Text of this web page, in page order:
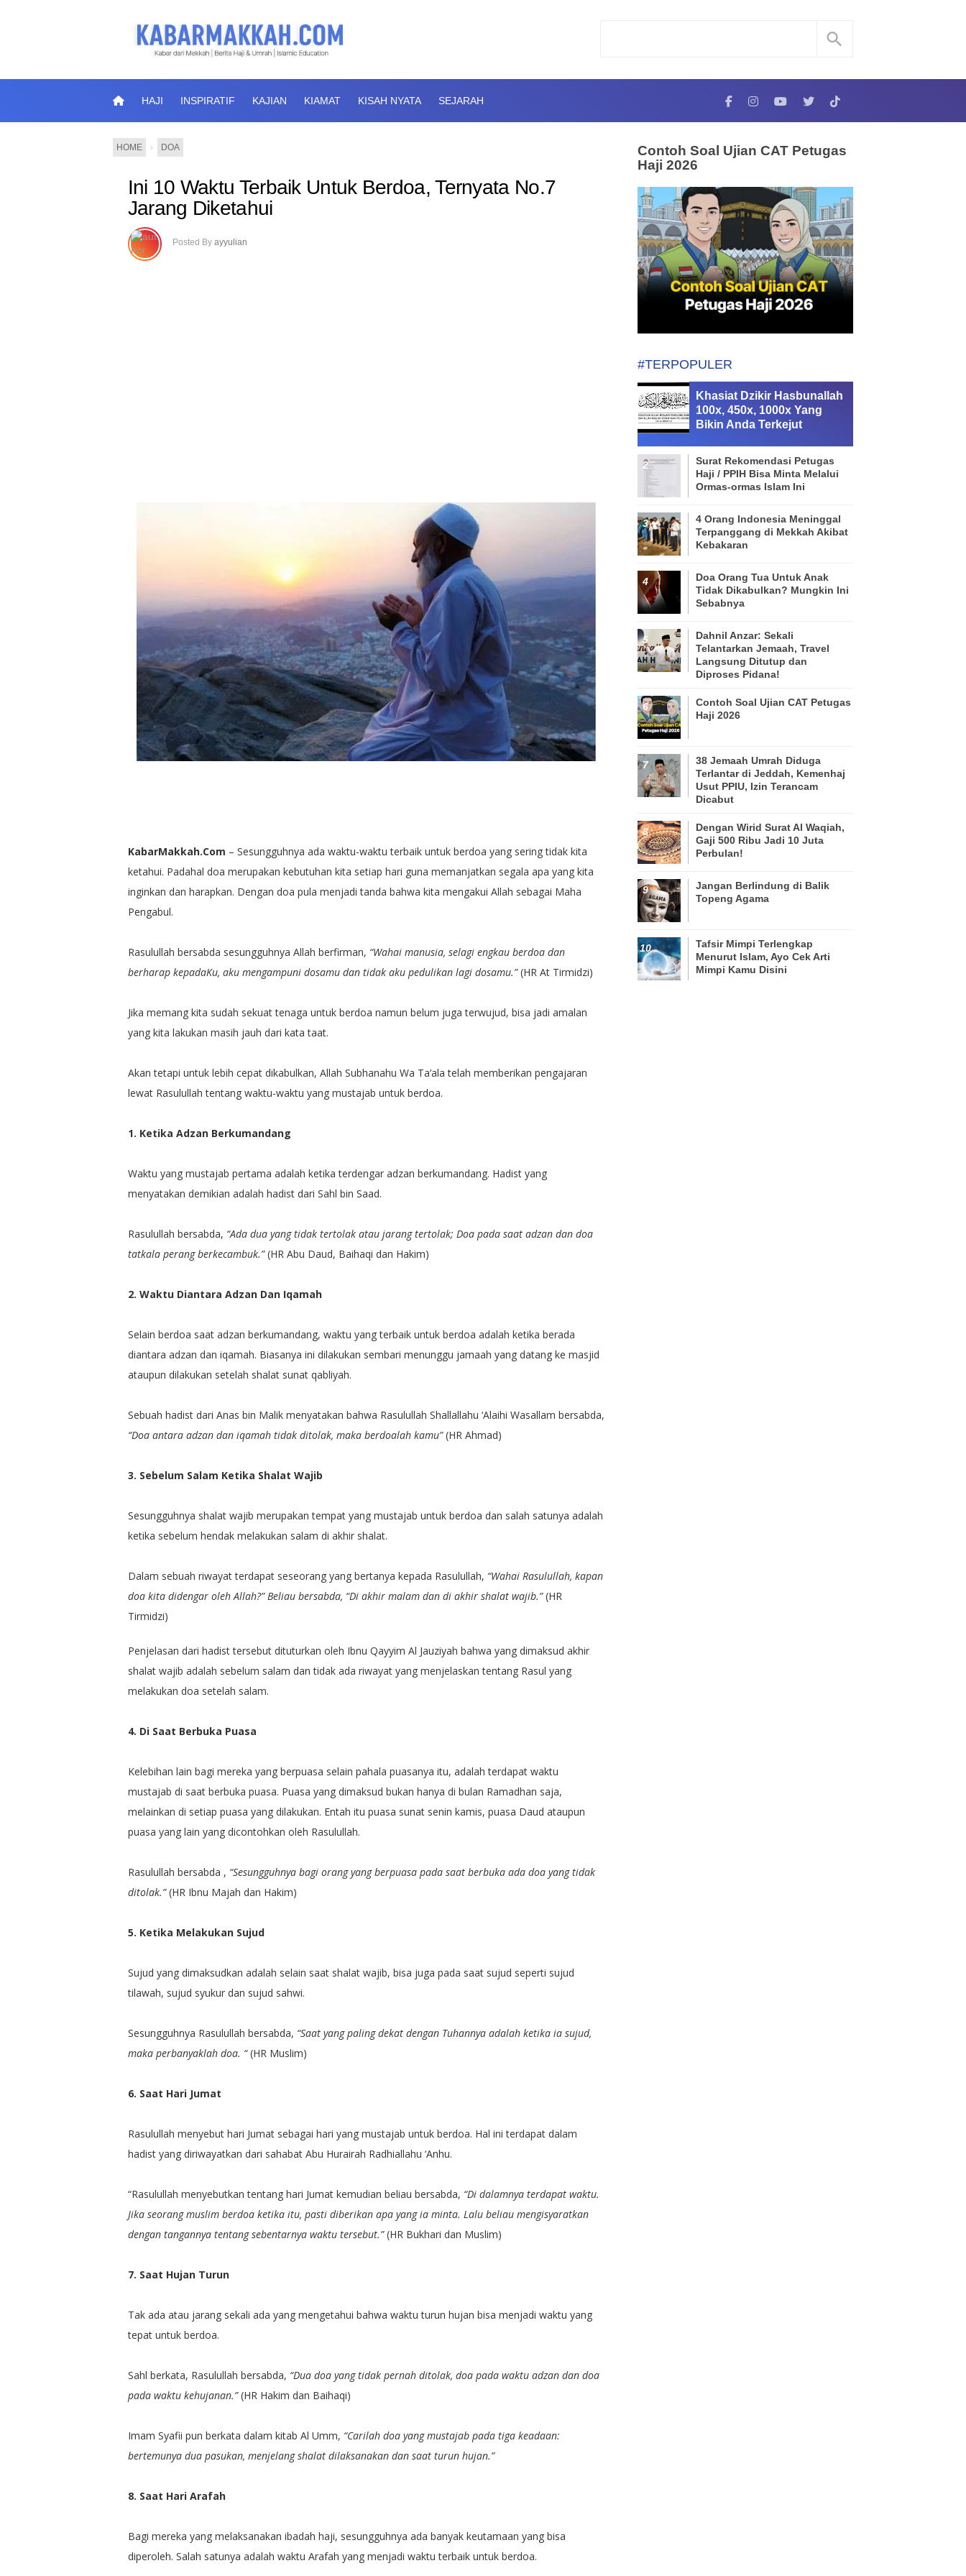
HAJI INSPIRATIF KAJIAN KIAMAT KISAH NYATA SEJARAH
HOME › DOA
Ini 10 Waktu Terbaik Untuk Berdoa, Ternyata No.7
Jarang Diketahui
Posted By ayyulian
KabarMakkah.Com – Sesungguhnya ada waktu-waktu terbaik untuk berdoa yang sering tidak kita
ketahui. Padahal doa merupakan kebutuhan kita setiap hari guna memanjatkan segala apa yang kita
inginkan dan harapkan. Dengan doa pula menjadi tanda bahwa kita mengakui Allah sebagai Maha
Pengabul.
Rasulullah bersabda sesungguhnya Allah berfirman, “Wahai manusia, selagi engkau berdoa dan
berharap kepadaKu, aku mengampuni dosamu dan tidak aku pedulikan lagi dosamu.”(HR At Tirmidzi)
Jika memang kita sudah sekuat tenaga untuk berdoa namun belum juga terwujud, bisa jadi amalan
yang kita lakukan masih jauh dari kata taat.
Akan tetapi untuk lebih cepat dikabulkan, Allah Subhanahu Wa Ta’ala telah memberikan pengajaran
lewat Rasulullah tentang waktu-waktu yang mustajab untuk berdoa.
1. Ketika Adzan Berkumandang
Waktu yang mustajab pertama adalah ketika terdengar adzan berkumandang. Hadist yang
menyatakan demikian adalah hadist dari Sahl bin Saad.
Rasulullah bersabda, “Ada dua yang tidak tertolak atau jarang tertolak; Doa pada saat adzan dan doa
tatkala perang berkecambuk.”(HR Abu Daud, Baihaqi dan Hakim)
2. Waktu Diantara Adzan Dan Iqamah
Selain berdoa saat adzan berkumandang, waktu yang terbaik untuk berdoa adalah ketika berada
diantara adzan dan iqamah. Biasanya ini dilakukan sembari menunggu jamaah yang datang ke masjid
ataupun dilakukan setelah shalat sunat qabliyah.
Sebuah hadist dari Anas bin Malik menyatakan bahwa Rasulullah Shallallahu ‘Alaihi Wasallam bersabda,
“Doa antara adzan dan iqamah tidak ditolak, maka berdoalah kamu”(HR Ahmad)
3. Sebelum Salam Ketika Shalat Wajib
Sesungguhnya shalat wajib merupakan tempat yang mustajab untuk berdoa dan salah satunya adalah
ketika sebelum hendak melakukan salam di akhir shalat.
Dalam sebuah riwayat terdapat seseorang yang bertanya kepada Rasulullah, “Wahai Rasulullah, kapan
doa kita didengar oleh Allah?” Beliau bersabda, “Di akhir malam dan di akhir shalat wajib.”(HR
Tirmidzi)
Penjelasan dari hadist tersebut dituturkan oleh Ibnu Qayyim Al Jauziyah bahwa yang dimaksud akhir
shalat wajib adalah sebelum salam dan tidak ada riwayat yang menjelaskan tentang Rasul yang
melakukan doa setelah salam.
4. Di Saat Berbuka Puasa
Kelebihan lain bagi mereka yang berpuasa selain pahala puasanya itu, adalah terdapat waktu
mustajab di saat berbuka puasa. Puasa yang dimaksud bukan hanya di bulan Ramadhan saja,
melainkan di setiap puasa yang dilakukan. Entah itu puasa sunat senin kamis, puasa Daud ataupun
puasa yang lain yang dicontohkan oleh Rasulullah.
Rasulullah bersabda , “Sesungguhnya bagi orang yang berpuasa pada saat berbuka ada doa yang tidak
ditolak.”(HR Ibnu Majah dan Hakim)
5. Ketika Melakukan Sujud
Sujud yang dimaksudkan adalah selain saat shalat wajib, bisa juga pada saat sujud seperti sujud
tilawah, sujud syukur dan sujud sahwi.
Sesungguhnya Rasulullah bersabda, “Saat yang paling dekat dengan Tuhannya adalah ketika ia sujud,
maka perbanyaklah doa. “(HR Muslim)
6. Saat Hari Jumat
Rasulullah menyebut hari Jumat sebagai hari yang mustajab untuk berdoa. Hal ini terdapat dalam
hadist yang diriwayatkan dari sahabat Abu Hurairah Radhiallahu ‘Anhu.
“Rasulullah menyebutkan tentang hari Jumat kemudian beliau bersabda, “Di dalamnya terdapat waktu.
Jika seorang muslim berdoa ketika itu, pasti diberikan apa yang ia minta. Lalu beliau mengisyaratkan
dengan tangannya tentang sebentarnya waktu tersebut.”(HR Bukhari dan Muslim)
7. Saat Hujan Turun
Tak ada atau jarang sekali ada yang mengetahui bahwa waktu turun hujan bisa menjadi waktu yang
tepat untuk berdoa.
Sahl berkata, Rasulullah bersabda, “Dua doa yang tidak pernah ditolak, doa pada waktu adzan dan doa
pada waktu kehujanan.”(HR Hakim dan Baihaqi)
Imam Syafii pun berkata dalam kitab Al Umm, “Carilah doa yang mustajab pada tiga keadaan:
bertemunya dua pasukan, menjelang shalat dilaksanakan dan saat turun hujan.”
8. Saat Hari Arafah
Bagi mereka yang melaksanakan ibadah haji, sesungguhnya ada banyak keutamaan yang bisa
diperoleh. Salah satunya adalah waktu Arafah yang menjadi waktu terbaik untuk berdoa.
Contoh Soal Ujian CAT Petugas
Haji 2026
#TERPOPULER
Khasiat Dzikir Hasbunallah
100x, 450x, 1000x Yang
Bikin Anda Terkejut
Surat Rekomendasi Petugas
Haji / PPIH Bisa Minta Melalui
Ormas-ormas Islam Ini
4 Orang Indonesia Meninggal
Terpanggang di Mekkah Akibat
Kebakaran
Doa Orang Tua Untuk Anak
Tidak Dikabulkan? Mungkin Ini
Sebabnya
Dahnil Anzar: Sekali
Telantarkan Jemaah, Travel
Langsung Ditutup dan
Diproses Pidana!
Contoh Soal Ujian CAT Petugas
Haji 2026
38 Jemaah Umrah Diduga
Terlantar di Jeddah, Kemenhaj
Usut PPIU, Izin Terancam
Dicabut
Dengan Wirid Surat Al Waqiah,
Gaji 500 Ribu Jadi 10 Juta
Perbulan!
Jangan Berlindung di Balik
Topeng Agama
Tafsir Mimpi Terlengkap
Menurut Islam, Ayo Cek Arti
Mimpi Kamu Disini